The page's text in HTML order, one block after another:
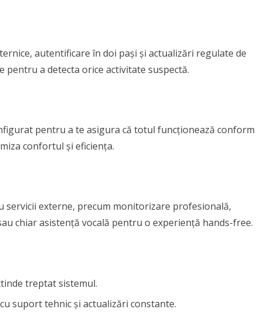
autentificare în doi pași și actualizări regulate de
a detecta orice activitate suspectă.
pentru a te asigura că totul funcționează conform
confortul și eficiența.
externe, precum monitorizare profesională,
chiar asistență vocală pentru o experiență hands-free.
treptat sistemul.
suport tehnic și actualizări constante.